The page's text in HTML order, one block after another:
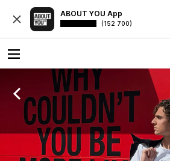
ABOUT YOU App
(152 700)